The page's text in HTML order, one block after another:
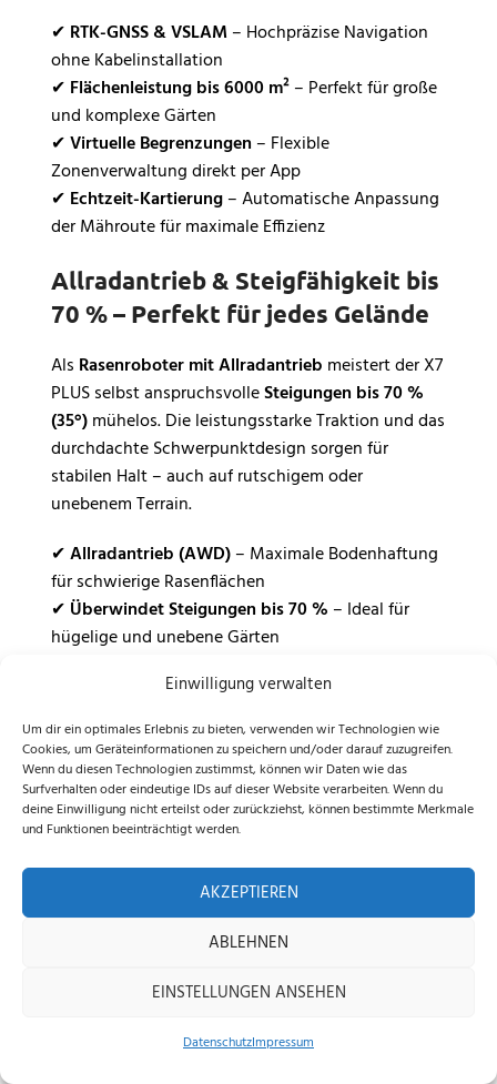
Einwilligung verwalten
Um dir ein optimales Erlebnis zu bieten, verwenden wir Technologien wie
Cookies, um Geräteinformationen zu speichern und/oder darauf zuzugreifen.
Wenn du diesen Technologien zustimmst, können wir Daten wie das
Surfverhalten oder eindeutige IDs auf dieser Website verarbeiten. Wenn du
deine Einwilligung nicht erteilst oder zurückziehst, können bestimmte Merkmale
und Funktionen beeinträchtigt werden.
AKZEPTIEREN
ABLEHNEN
EINSTELLUNGEN ANSEHEN
DatenschutzImpressum
✔ RTK-GNSS & VSLAM– Hochpräzise Navigation
ohne Kabelinstallation
✔ Flächenleistung bis 6000 m²– Perfekt für große
und komplexe Gärten
✔Virtuelle Begrenzungen – Flexible
Zonenverwaltung direkt per App
✔ Echtzeit-Kartierung– Automatische Anpassung
der Mähroute für maximale Effizienz
Allradantrieb & Steigfähigkeit bis
70 % – Perfekt für jedes Gelände
Als Rasenroboter mit Allradantrieb meistert der X7
PLUS selbst anspruchsvolleSteigungen bis 70 %
(35°)mühelos. Die leistungsstarke Traktion und das
durchdachte Schwerpunktdesign sorgen für
stabilen Halt – auch auf rutschigem oder
unebenem Terrain.
✔Allradantrieb (AWD)– Maximale Bodenhaftung
für schwierige Rasenflächen
✔ Überwindet Steigungen bis 70 % – Ideal für
hügelige und unebene Gärten
rutschigem Untergrund
Intelligente Hinderniserkennung
mit Vision AI
DankVision AI-Technologie
3D-Binokularkamera
Umgebung in Echtzeit und verhindert Kollisionen
mit Gartenmöbeln, Spielzeug oder Haustieren.
Automatische Hinderniserkennung– Erfasst
Smarte Navigation– Entwickelt alternative